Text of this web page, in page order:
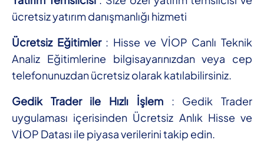
ücretsiz yatırım danışmanlığı hizmeti
Ücretsiz Eğitimler : Hisse ve VİOP Canlı Teknik
Analiz Eğitimlerine bilgisayarınızdan veya cep
telefonunuzdan ücretsiz olarak katılabilirsiniz.
Gedik Trader ile Hızlı İşlem : Gedik Trader
uygulaması içerisinden Ücretsiz Anlık Hisse ve
VİOP Datası ile piyasa verilerini takip edin.